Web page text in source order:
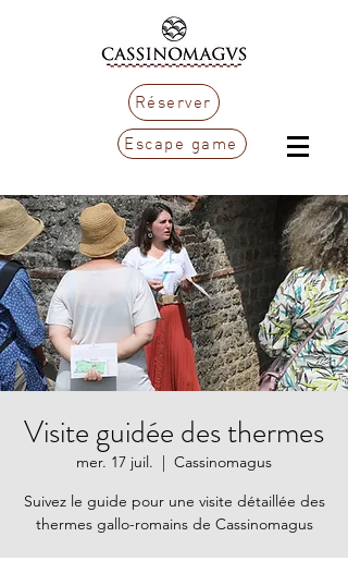
Réserver
Escape game
Visite guidée des thermes
mer. 17 juil.
  |
Cassinomagus
Suivez le guide pour une visite détaillée des
thermes gallo-romains de Cassinomagus